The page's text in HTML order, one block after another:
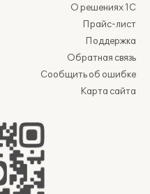
О решениях 1С
Прайс-лист
Поддержка
Обратная связь
Сообщить об ошибке
Карта сайта